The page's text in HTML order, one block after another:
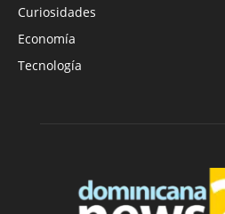
Curiosidades
Economía
Tecnología